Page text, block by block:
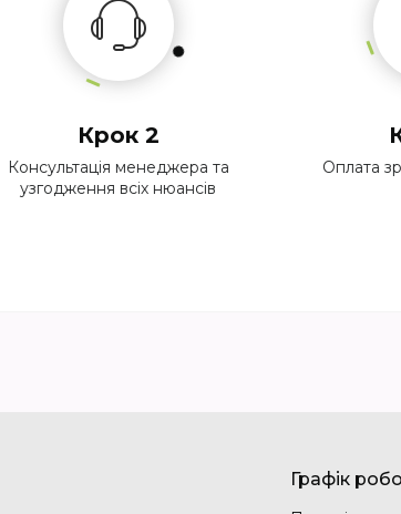
Крок 2
Консультація менеджера та
узгодження всіх нюансів
Оплата
Графік